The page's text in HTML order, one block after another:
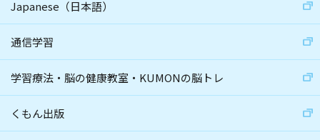
Japanese（日本語）
通信学習
学習療法・脳の健康教室・KUMONの脳トレ
くもん出版